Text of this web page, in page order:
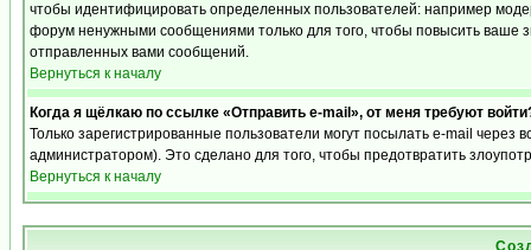
чтобы идентифицировать определенных пользователей: например
форум ненужными сообщениями только для того, чтобы повысить ваше
отправленных вами сообщений.
Вернуться к началу
Когда я щёлкаю по ссылке «Отправить e-mail», от меня требуют
Только зарегистрированные пользователи могут посылать e-mail
администратором). Это сделано для того, чтобы предотвратить
Вернуться к началу